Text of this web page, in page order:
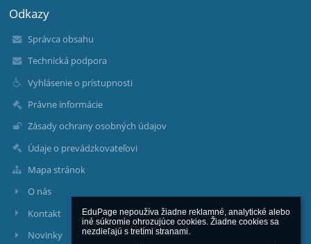
EduPage nepoužíva žiadne reklamné, analytické alebo
iné súkromie ohrozujúce cookies. Žiadne cookies sa
nezdieľajú s tretími stranami.
Odkazy
Správca obsahu
Technická podpora
Vyhlásenie o prístupnosti
Právne informácie
Zásady ochrany osobných údajov
Údaje o prevádzkovateľovi
Mapa stránok
O nás
Kontakt
Novinky